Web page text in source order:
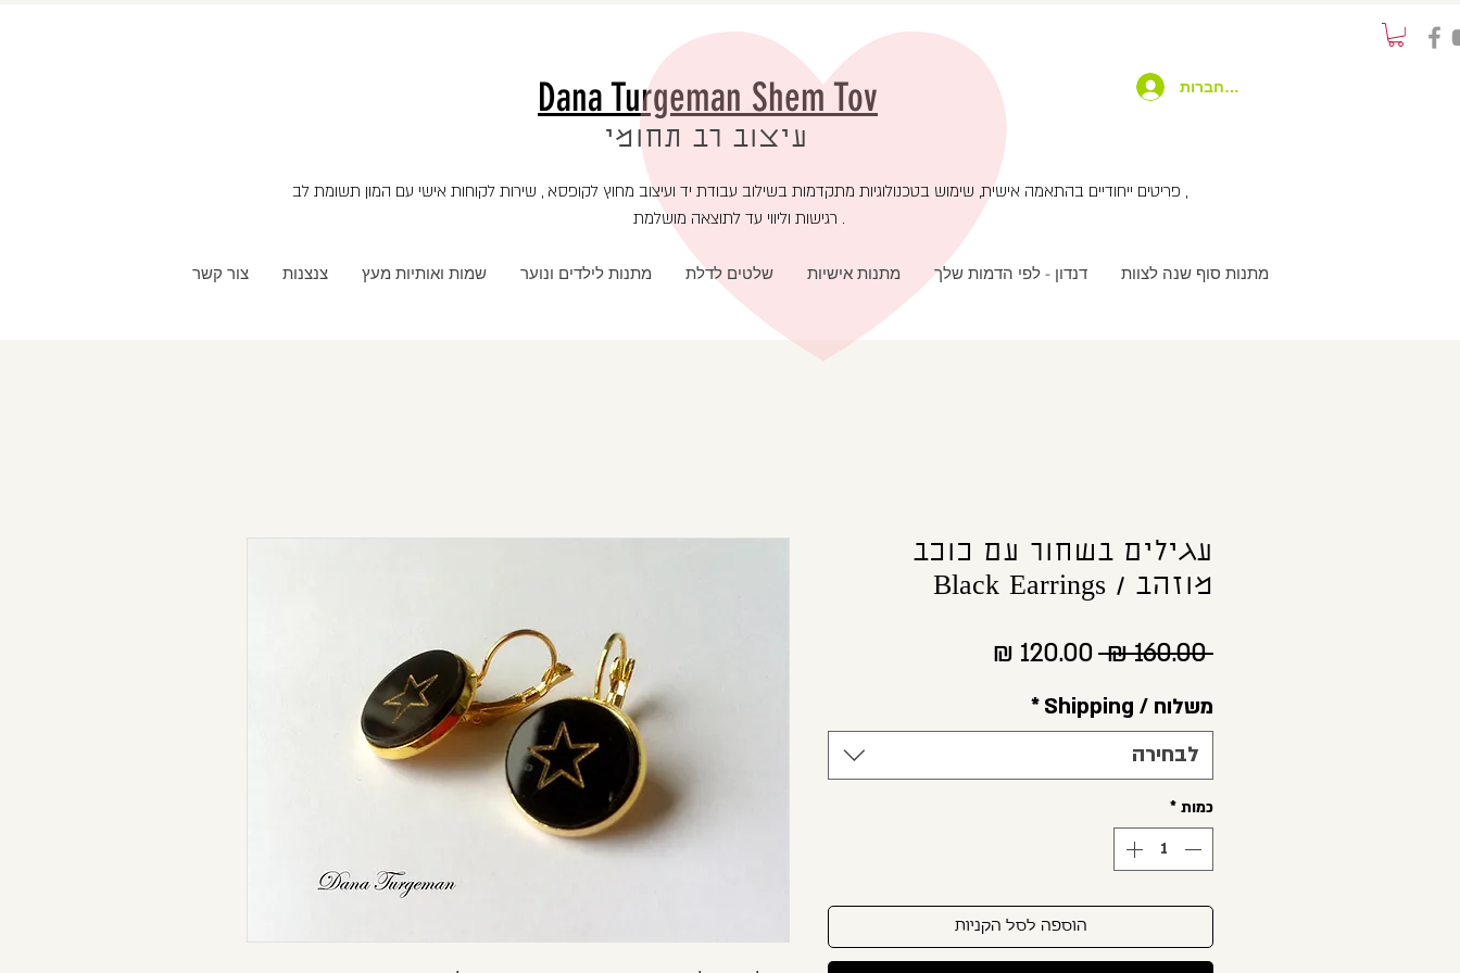
Dana Turgeman Shem Tov
עיצוב רב תחומי
פריטים ייחודיים בהתאמה אישית, שימוש בטכנולוגיות מתקדמות בשילוב עבודת יד ועיצוב מחוץ לקופסא , שירות לקוחות אישי עם המון תשומת לב ,
רגישות וליווי עד לתוצאה מושלמת .
צור קשר צנצנות שמות ואותיות מעץ מתנות לילדים ונוער שלטים לדלת מתנות אישיות דנדון - לפי הדמות שלך מתנות סוף שנה לצוות
להתחברות
עגילים בשחור עם כוכב
מוזהב / Black Earrings
‏160.00 ‏₪
מחיר
משלוח / Shipping
*
לבחירה
כמות *
הוספה לסל הקניות